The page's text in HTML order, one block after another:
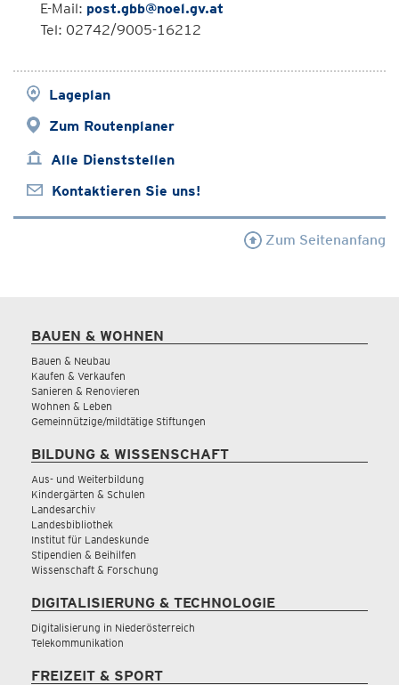
E-Mail: post.gbb@noel.gv.at
Tel: 02742/9005-16212
Lageplan
Zum Routenplaner
Alle Dienststellen
Kontaktieren Sie uns!
Zum Seitenanfang
BAUEN & WOHNEN
Bauen & Neubau
Kaufen & Verkaufen
Sanieren & Renovieren
Wohnen & Leben
Gemeinnützige/mildtätige Stiftungen
BILDUNG & WISSENSCHAFT
Aus- und Weiterbildung
Kindergärten & Schulen
Landesarchiv
Landesbibliothek
Institut für Landeskunde
Stipendien & Beihilfen
Wissenschaft & Forschung
DIGITALISIERUNG & TECHNOLOGIE
Digitalisierung in Niederösterreich
Telekommunikation
FREIZEIT & SPORT